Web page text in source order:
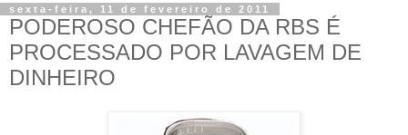
sexta-feira, 11 de fevereiro de 2011
PODEROSO CHEFÃO DA RBS É
PROCESSADO POR LAVAGEM DE
DINHEIRO